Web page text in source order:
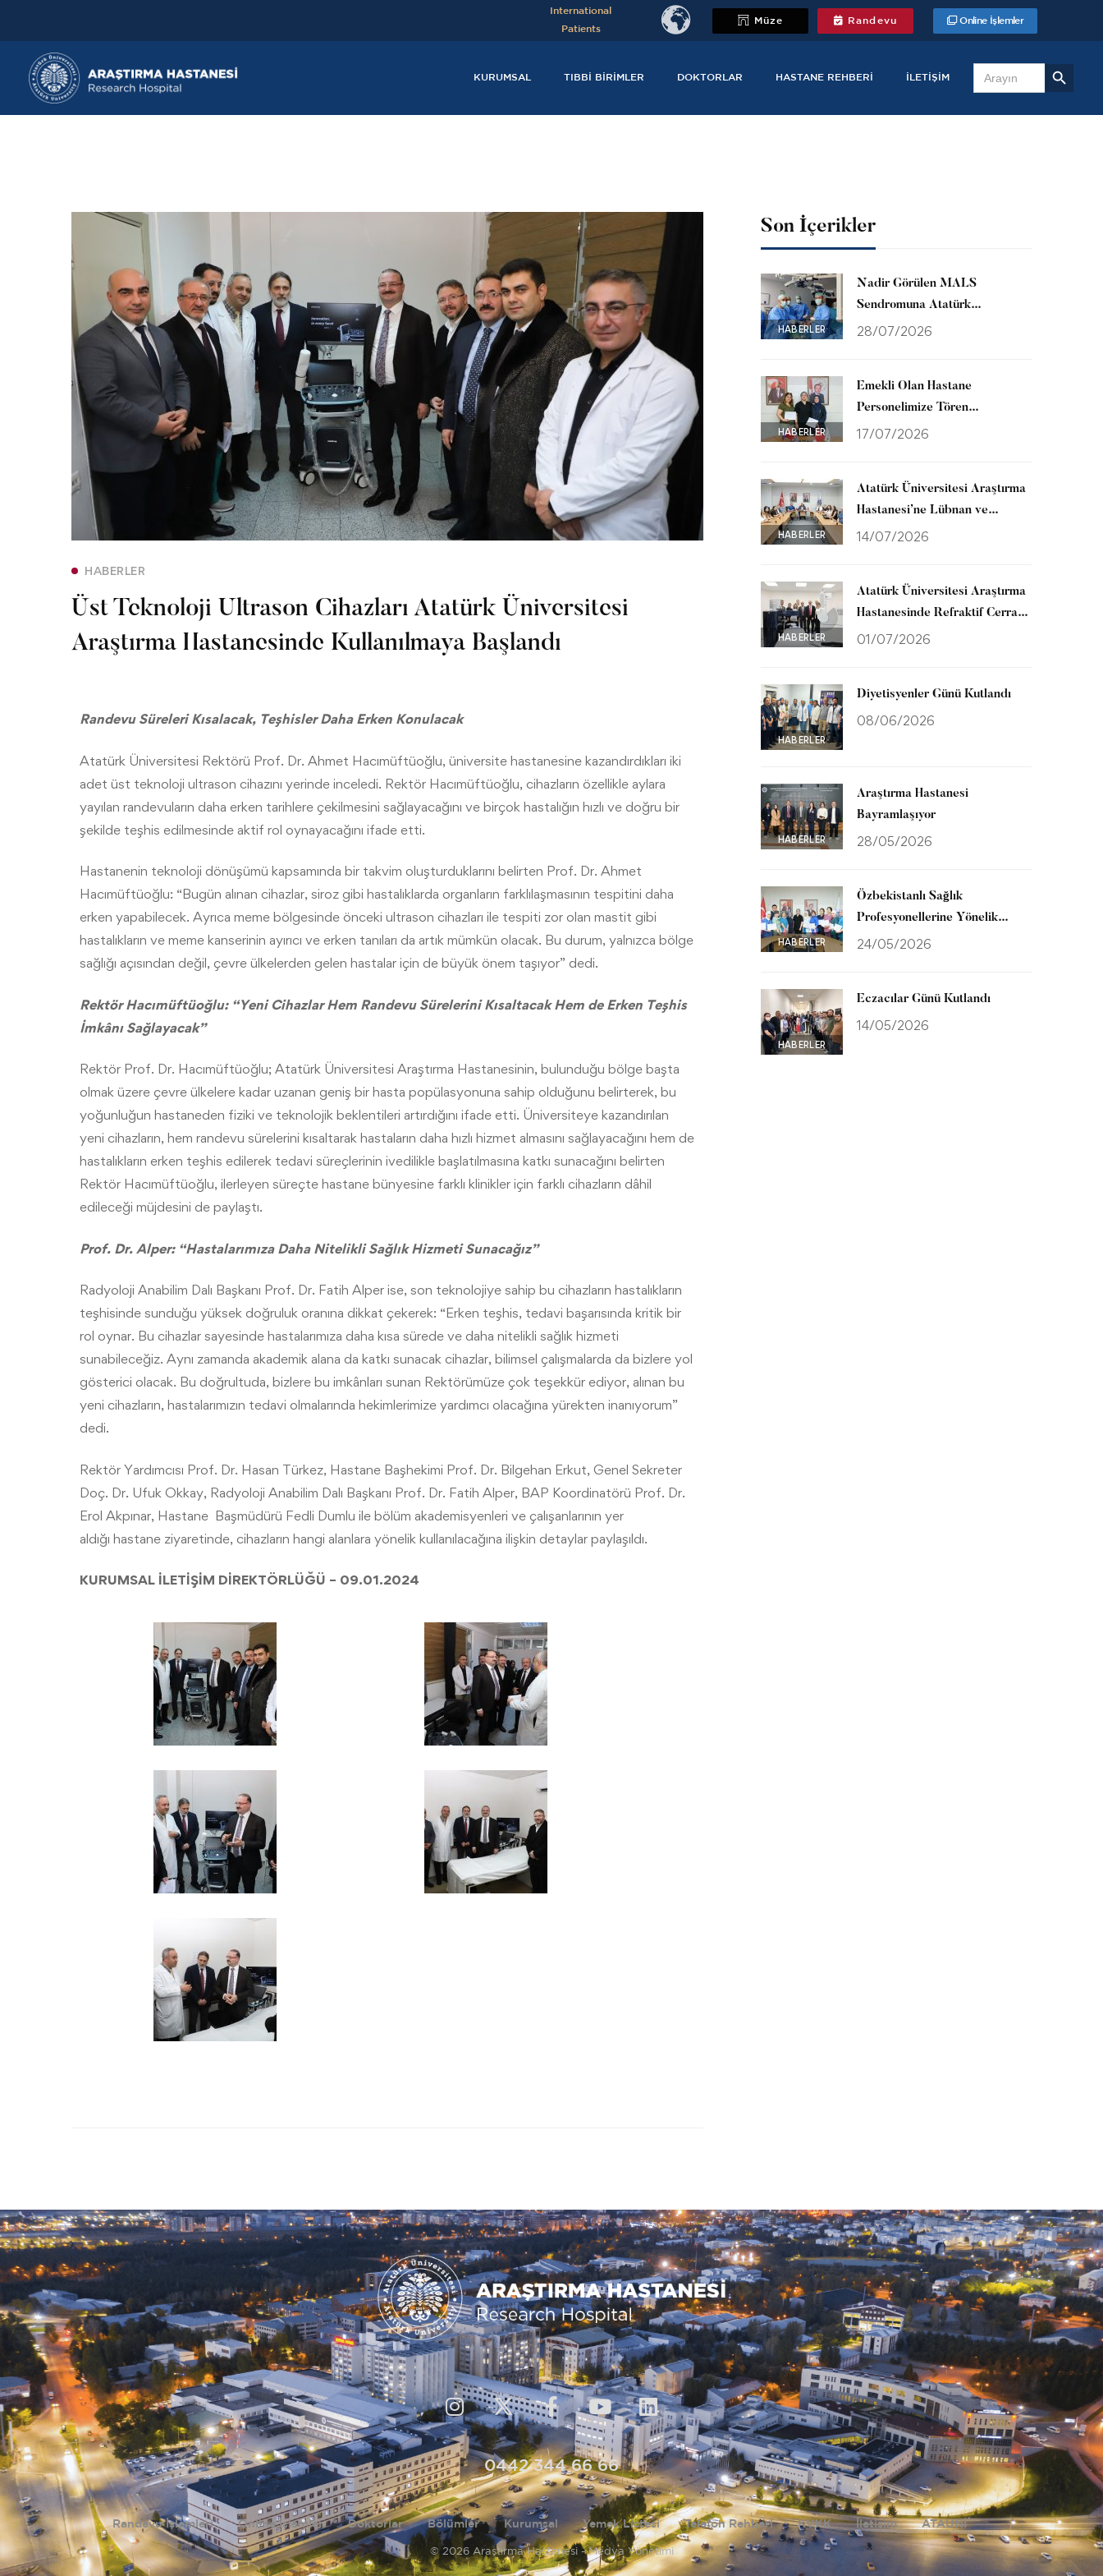
International
Patients
Müze Randevu Online İşlemler
KURUMSAL TIBBI BIRIMLER DOKTORLAR HASTANE REHBERI İLETIŞIM
Search
for:
Search Button
HABERLER
Üst Teknoloji Ultrason Cihazları Atatürk Üniversitesi
Araştırma Hastanesinde Kullanılmaya Başlandı
Randevu Süreleri Kısalacak, Teşhisler Daha Erken Konulacak
Atatürk Üniversitesi Rektörü Prof. Dr. Ahmet Hacımüftüoğlu, üniversite hastanesine kazandırdıkları iki
adet üst teknoloji ultrason cihazını yerinde inceledi. Rektör Hacımüftüoğlu, cihazların özellikle aylara
yayılan randevuların daha erken tarihlere çekilmesini sağlayacağını ve birçok hastalığın hızlı ve doğru bir
şekilde teşhis edilmesinde aktif rol oynayacağını ifade etti.
Hastanenin teknoloji dönüşümü kapsamında bir takvim oluşturduklarını belirten Prof. Dr. Ahmet
Hacımüftüoğlu: “Bugün alınan cihazlar, siroz gibi hastalıklarda organların farklılaşmasının tespitini daha
erken yapabilecek. Ayrıca meme bölgesinde önceki ultrason cihazları ile tespiti zor olan mastit gibi
hastalıkların ve meme kanserinin ayırıcı ve erken tanıları da artık mümkün olacak. Bu durum, yalnızca bölge
sağlığı açısından değil, çevre ülkelerden gelen hastalar için de büyük önem taşıyor” dedi.
Rektör Hacımüftüoğlu: “Yeni Cihazlar Hem Randevu Sürelerini Kısaltacak Hem de Erken Teşhis
İmkânı Sağlayacak”
Rektör Prof. Dr. Hacımüftüoğlu; Atatürk Üniversitesi Araştırma Hastanesinin, bulunduğu bölge başta
olmak üzere çevre ülkelere kadar uzanan geniş bir hasta popülasyonuna sahip olduğunu belirterek, bu
yoğunluğun hastaneden fiziki ve teknolojik beklentileri artırdığını ifade etti. Üniversiteye kazandırılan
yeni cihazların, hem randevu sürelerini kısaltarak hastaların daha hızlı hizmet almasını sağlayacağını hem de
hastalıkların erken teşhis edilerek tedavi süreçlerinin ivedilikle başlatılmasına katkı sunacağını belirten
Rektör Hacımüftüoğlu, ilerleyen süreçte hastane bünyesine farklı klinikler için farklı cihazların dâhil
edileceği müjdesini de paylaştı.
Prof. Dr. Alper: “Hastalarımıza Daha Nitelikli Sağlık Hizmeti Sunacağız”
Radyoloji Anabilim Dalı Başkanı Prof. Dr. Fatih Alper ise, son teknolojiye sahip bu cihazların hastalıkların
teşhisinde sunduğu yüksek doğruluk oranına dikkat çekerek: “Erken teşhis, tedavi başarısında kritik bir
rol oynar. Bu cihazlar sayesinde hastalarımıza daha kısa sürede ve daha nitelikli sağlık hizmeti
sunabileceğiz. Aynı zamanda akademik alana da katkı sunacak cihazlar, bilimsel çalışmalarda da bizlere yol
gösterici olacak. Bu doğrultuda, bizlere bu imkânları sunan Rektörümüze çok teşekkür ediyor, alınan bu
yeni cihazların, hastalarımızın tedavi olmalarında hekimlerimize yardımcı olacağına yürekten inanıyorum”
dedi.
Rektör Yardımcısı Prof. Dr. Hasan Türkez, Hastane Başhekimi Prof. Dr. Bilgehan Erkut, Genel Sekreter
Doç. Dr. Ufuk Okkay, Radyoloji Anabilim Dalı Başkanı Prof. Dr. Fatih Alper, BAP Koordinatörü Prof. Dr.
Erol Akpınar, Hastane Başmüdürü Fedli Dumlu ile bölüm akademisyenleri ve çalışanlarının yer
aldığı hastane ziyaretinde, cihazların hangi alanlara yönelik kullanılacağına ilişkin detaylar paylaşıldı.
KURUMSAL İLETİŞİM DİREKTÖRLÜĞÜ – 09.01.2024
Son İçerikler
HABERLER
Nadir Görülen MALS
Sendromuna Atatürk
Üniversitesinde Başarılı
28/07/2026
HABERLER
Emekli Olan Hastane
Personelimize Tören
Düzenlendi
17/07/2026
HABERLER
Atatürk Üniversitesi Araştırma
Hastanesi’ne Lübnan ve
Gürcistan’dan Ziyaret
14/07/2026
HABERLER
Atatürk Üniversitesi Araştırma
Hastanesinde Refraktif Cerrahi
Merkezi Hizmete Açıldı
01/07/2026
HABERLER
Diyetisyenler Günü Kutlandı
08/06/2026
HABERLER
Araştırma Hastanesi
Bayramlaşıyor
28/05/2026
HABERLER
Özbekistanlı Sağlık
Profesyonellerine Yönelik
Uluslararası Eğitim Programı
24/05/2026
HABERLER
Eczacılar Günü Kutlandı
14/05/2026
0442 344 66 66
Randevu İşlemleri Online İşlemler Doktorlar Bölümler Kurumsal Yemek Listesi Telefon Rehberi KVKK İletişim ATAUNİ
© 2026 Araştırma Hastanesi - Medya Yönetimi